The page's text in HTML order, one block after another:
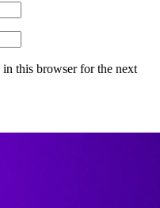
in this browser for the next